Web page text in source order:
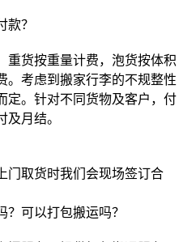
？
重货按重量计费，泡货按体积
。考虑到搬家行李的不规整性
定。针对不同货物及客户，付
月结。
门取货时我们会现场签订合
可以打包搬运吗？